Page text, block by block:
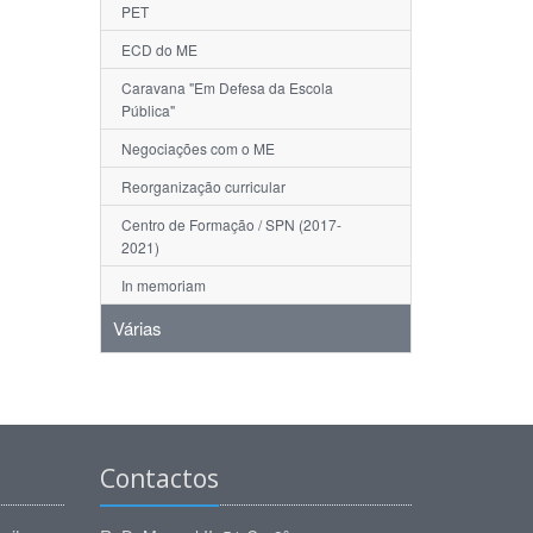
PET
ECD do ME
Caravana "Em Defesa da Escola
Pública"
Negociações com o ME
Reorganização curricular
Centro de Formação / SPN (2017-
2021)
In memoriam
Várias
Contactos